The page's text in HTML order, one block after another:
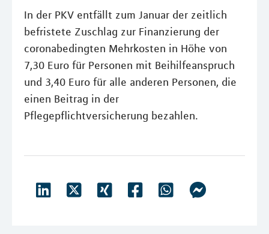
In der PKV entfällt zum Januar der zeitlich
befristete Zuschlag zur Finanzierung der
coronabedingten Mehrkosten in Höhe von
7,30 Euro für Personen mit Beihilfeanspruch
und 3,40 Euro für alle anderen Personen, die
einen Beitrag in der
Pflegepflichtversicherung bezahlen.